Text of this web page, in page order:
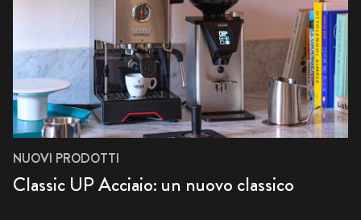
NUOVI PRODOTTI
Classic UP Acciaio: un nuovo classico